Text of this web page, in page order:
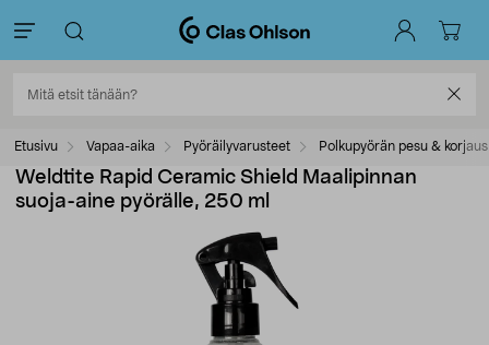
Etusivu Vapaa-aika Pyöräilyvarusteet Polkupyörän pesu & korjaus
Weldtite Rapid Ceramic Shield Maalipinnan
suoja-aine pyörälle, 250 ml